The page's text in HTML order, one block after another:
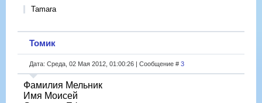
Tamara
Томик
Дата: Среда, 02 Мая 2012, 01:00:26 | Сообщение # 3
Фамилия Мельник
Имя Моисей